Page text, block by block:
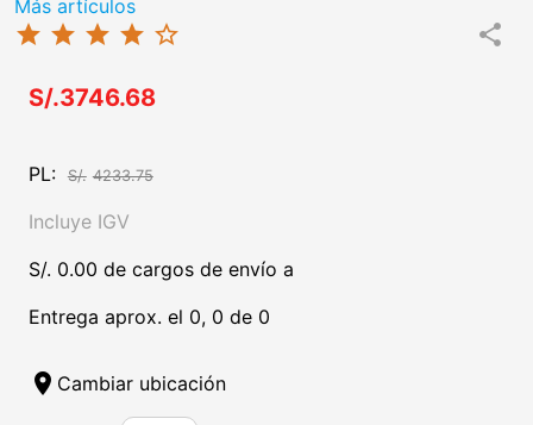
Más artículos
star star star star star_border share
S/.3746.68
PL: S/. 4233.75
Incluye IGV
S/. 0.00 de cargos de envío a
Entrega aprox. el 0, 0 de 0
location_on Cambiar ubicación